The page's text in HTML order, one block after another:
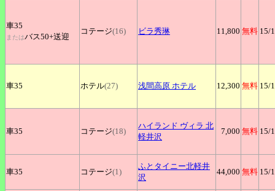
車35
またはバス50+送迎
コテージ(16) ビラ秀琳 11,800 無料 15/
車35 ホテル(27) 浅間高原 ホテル 12,300 無料 15/
車35 コテージ(18)
ハイランド ヴィラ 北
軽井沢
7,000 無料 15/
車35 コテージ(1)
ふとタイニー北軽井
沢
44,000 無料 15/